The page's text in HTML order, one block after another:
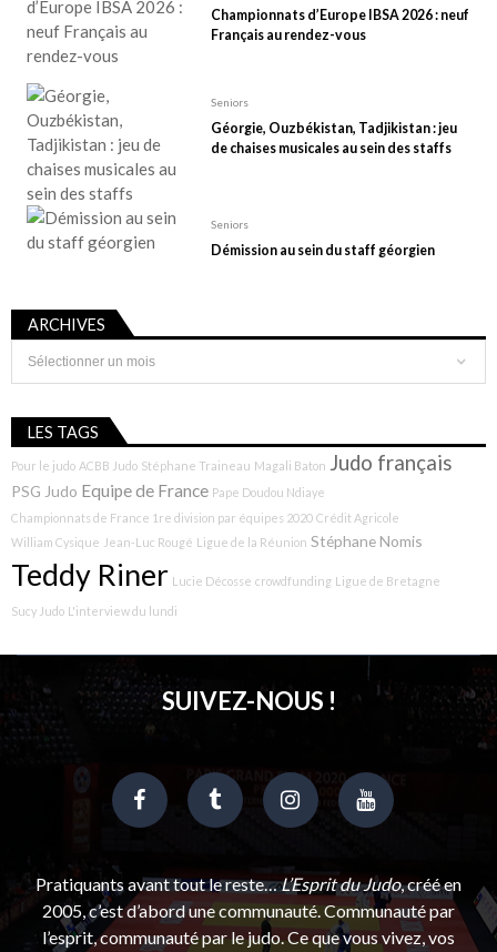
Championnats d’Europe IBSA 2026 : neuf
Français au rendez-vous
Seniors
Géorgie, Ouzbékistan, Tadjikistan : jeu
de chaises musicales au sein des staffs
Seniors
Démission au sein du staff géorgien
ARCHIVES
Archives
LES TAGS
Pour le judo ACBB Judo Stéphane Traineau Magali Baton Judo français
PSG Judo Equipe de France Pape Doudou Ndiaye
Championnats de France 1re division par équipes 2020 Crédit Agricole
William Cysique Jean-Luc Rougé Ligue de la Réunion Stéphane Nomis
Teddy Riner Lucie Décosse crowdfunding Ligue de Bretagne
Sucy Judo L'interview du lundi
SUIVEZ-NOUS !
Pratiquants avant tout le reste…L’Esprit du Judo, créé en
2005, c’est d’abord une communauté. Communauté par
l’esprit, communauté par le judo. Ce que vous vivez, vos